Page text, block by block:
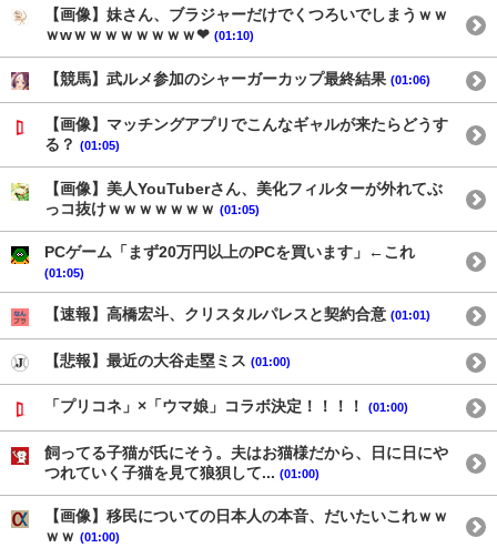
【画像】妹さん、ブラジャーだけでくつろいでしまうｗｗ
ｗwｗｗｗｗｗｗｗｗ❤ (01:10)
【競馬】武ルメ参加のシャーガーカップ最終結果 (01:06)
【画像】マッチングアプリでこんなギャルが来たらどうす
る？ (01:05)
【画像】美人YouTuberさん、美化フィルターが外れてぶ
っコ抜けｗｗｗｗｗｗｗ (01:05)
PCゲーム「まず20万円以上のPCを買います」←これ
(01:05)
【速報】高橋宏斗、クリスタルパレスと契約合意 (01:01)
【悲報】最近の大谷走塁ミス (01:00)
「プリコネ」×「ウマ娘」コラボ決定！！！！ (01:00)
飼ってる子猫が氏にそう。夫はお猫様だから、日に日にや
つれていく子猫を見て狼狽して... (01:00)
【画像】移民についての日本人の本音、だいたいこれｗｗ
ｗｗ (01:00)